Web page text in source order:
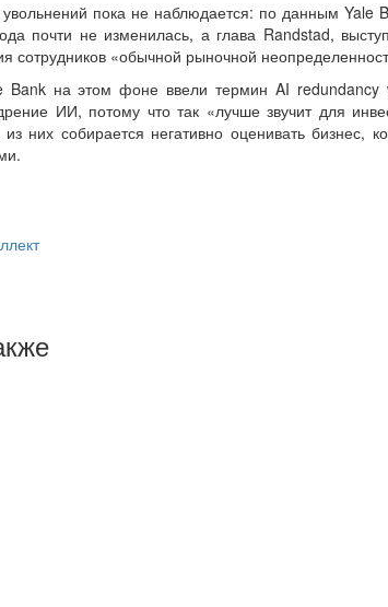
пока не наблюдается: по данным Yale
почти не изменилась, а глава Randstad,
сотрудников «обычной рыночной
Bank на этом фоне ввели термин AI
ИИ, потому что так «лучше звучит для
них собирается негативно оценивать бизнес,